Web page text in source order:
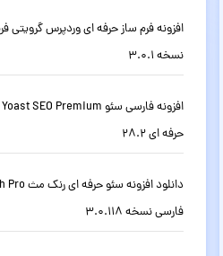
نسخه 3.0.1
حرفه ای 28.2
فارسی نسخه 3.0.118